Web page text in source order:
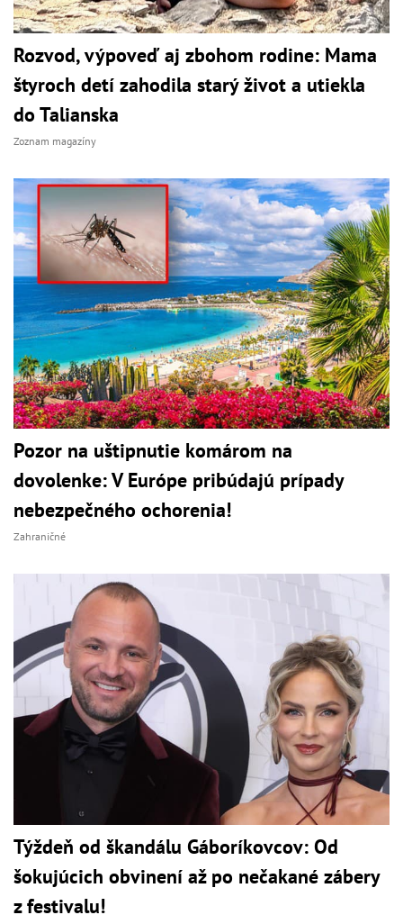
Rozvod, výpoveď aj zbohom rodine: Mama
štyroch detí zahodila starý život a utiekla
do Talianska
Zoznam magazíny
Pozor na uštipnutie komárom na
dovolenke: V Európe pribúdajú prípady
nebezpečného ochorenia!
Zahraničné
Týždeň od škandálu Gáboríkovcov: Od
šokujúcich obvinení až po nečakané zábery
z festivalu!